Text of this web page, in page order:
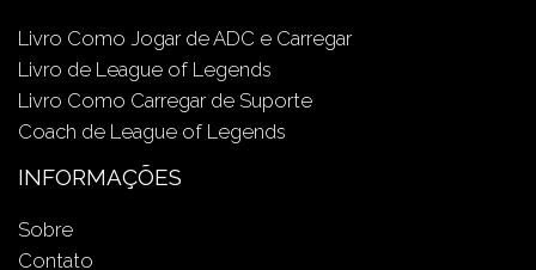
Livro Como Jogar de ADC e Carregar
Livro de League of Legends
Livro Como Carregar de Suporte
Coach de League of Legends
INFORMAÇÕES
Sobre
Contato